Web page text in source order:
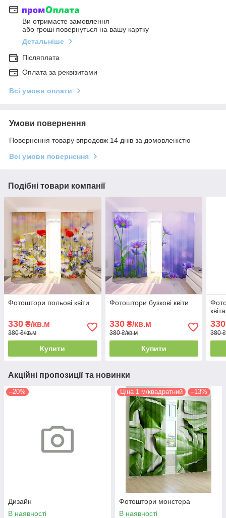
Ви отримаєте замовлення
або гроші повернуться на вашу картку
Детальніше
Післяплата
Оплата за реквізитами
Всі умови оплати
Умови повернення
Повернення товару впродовж 14 днів за домовленістю
Всі умови повернення
Подібні товари компанії
Фотоштори польові квіти
330 ₴/кв.м
380 ₴/кв.м
Купити
Фотоштори бузкові квіти
330₴/кв.м
380 ₴/кв.м
Купити
330
380
Акційні пропозиції та новинки
–20%
Дизайн
В наявності
Ціна 1 м/квадратний –13%
Фотоштори монстера
В наявності